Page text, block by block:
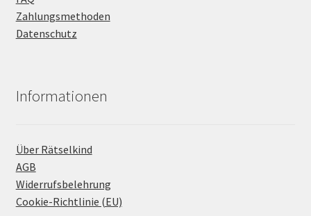
Zahlungsmethoden
Datenschutz
Informationen
Über Rätselkind
AGB
Widerrufsbelehrung
Cookie-Richtlinie (EU)